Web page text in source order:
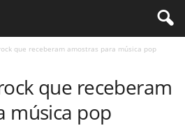
que receberam amostras para música pop
que receberam
música pop